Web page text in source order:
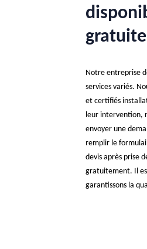
Notre entreprise
services variés.
et certifiés
leur intervention,
envoyer une
remplir le
devis après prise
gratuitement. Il
garantissons la